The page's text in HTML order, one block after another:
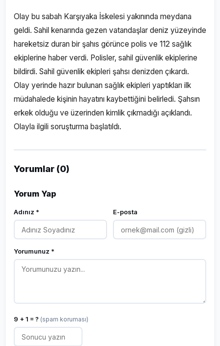
Olay bu sabah Karşıyaka İskelesi yakınında meydana
geldi. Sahil kenarında gezen vatandaşlar deniz yüzeyinde
hareketsiz duran bir şahıs görünce polis ve 112 sağlık
ekiplerine haber verdi. Polisler, sahil güvenlik ekiplerine
bildirdi. Sahil güvenlik ekipleri şahsı denizden çıkardı.
Olay yerinde hazır bulunan sağlık ekipleri yaptıkları ilk
müdahalede kişinin hayatını kaybettiğini belirledi. Şahsın
erkek olduğu ve üzerinden kimlik çıkmadığı açıklandı.
Olayla ilgili soruşturma başlatıldı.
Yorumlar (0)
Yorum Yap
Adınız * E-posta
Yorumunuz *
9 + 1 = ? (spam koruması)